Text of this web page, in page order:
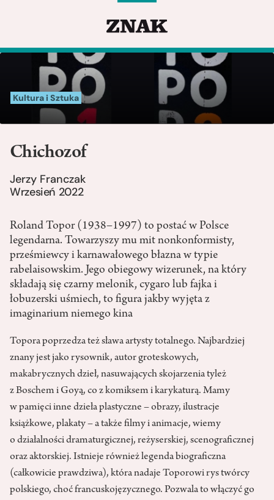
Kultura i Sztuka
Chichozof
Jerzy Franczak
Wrzesień 2022
Roland Topor (1938–1997) to postać w Polsce
legendarna. Towarzyszy mu mit nonkonformisty,
prześmiewcy i karnawałowego błazna w typie
rabelaisowskim. Jego obiegowy wizerunek, na który
składają się czarny melonik, cygaro lub fajka i
łobuzerski uśmiech, to figura jakby wyjęta z
imaginarium niemego kina
Topora poprzedza też sława artysty totalnego. Najbardziej
znany jest jako rysownik, autor groteskowych,
makabrycznych dzieł, nasuwających skojarzenia tyleż
z Boschem i Goyą, co z komiksem i karykaturą. Mamy
w pamięci inne dzieła plastyczne – obrazy, ilustracje
książkowe, plakaty – a także filmy i animacje, wiemy
o działalności dramaturgicznej, reżyserskiej, scenograficznej
oraz aktorskiej. Istnieje również legenda biograficzna
(całkowicie prawdziwa), która nadaje Toporowi rys twórcy
polskiego, choć francuskojęzycznego. Pozwala to włączyć go